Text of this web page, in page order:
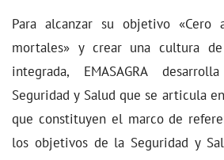
Para alcanzar su objetivo «Cero
mortales» y crear una cultura
integrada, EMASAGRA
Seguridad y Salud que se articula
que constituyen el marco de
los objetivos de la Seguridad y